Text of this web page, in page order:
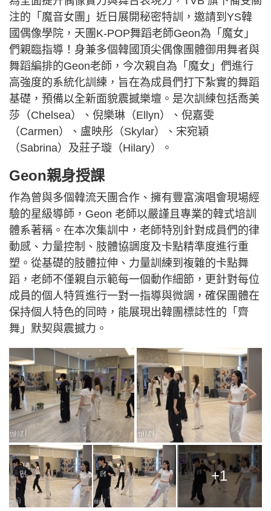
注的「魔音女團」近日展開秘密特訓，邀請到YS韓
國偶像學院，天團K-POP舞蹈老師Geon為「魔女」
們親臨指導！身兼多個韓國頂尖偶像團體御用舞者與
舞蹈編排的Geon老師，今次親自為「魔女」們進行
高強度的系統化訓練，旨在為成員們打下紮實的舞蹈
基礎，預備以全新面貌震撼樂壇。是次訓練包括喬美
莎（Chelsea）、倪樂琳（Ellyn）、倪嘉雯
（Carmen）、盧映彤（Skylar）、宋宛穎
（Sabrina）及莊子璇（Hilary）。
Geon親身授課
作為曾與多個韓流天團合作、擁有豐富演唱會現場經
驗的星級導師，Geon 老師以嚴謹且專業的韓式培訓
體系著稱。在本次集訓中，老師特別針對成員們的律
動感、力量控制、肢體協調度及卡點精準度進行重
塑。從基礎的肢體拉伸、力量訓練到複雜的卡點舞
蹈，老師不僅親自示範每一個動作細節，更針對每位
成員的個人特質進行一對一指導與微調，確保團體在
保持個人特色的同時，能展現出韓團標誌性的「齊
舞」默契與震撼力。
+1